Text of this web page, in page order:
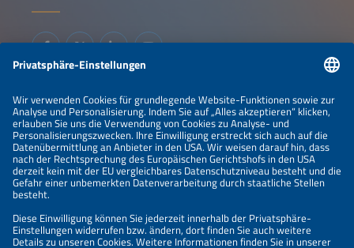
Informationen
IMPRESSUM
KONTAKT
ÜBER UNS
VERANSTALTER